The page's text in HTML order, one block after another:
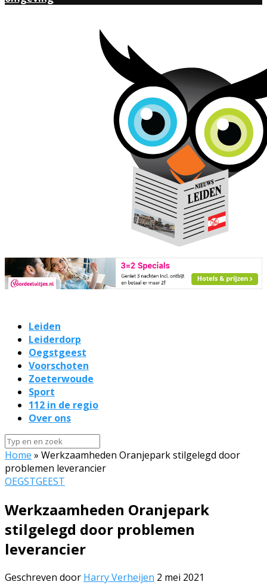
Leiden
Leiderdorp
Oegstgeest
Voorschoten
Zoeterwoude
Sport
112 in de regio
Over ons
Home » Werkzaamheden Oranjepark stilgelegd door
problemen leverancier
OEGSTGEEST
Werkzaamheden Oranjepark
stilgelegd door problemen
leverancier
Geschreven door Harry Verheijen 2 mei 2021